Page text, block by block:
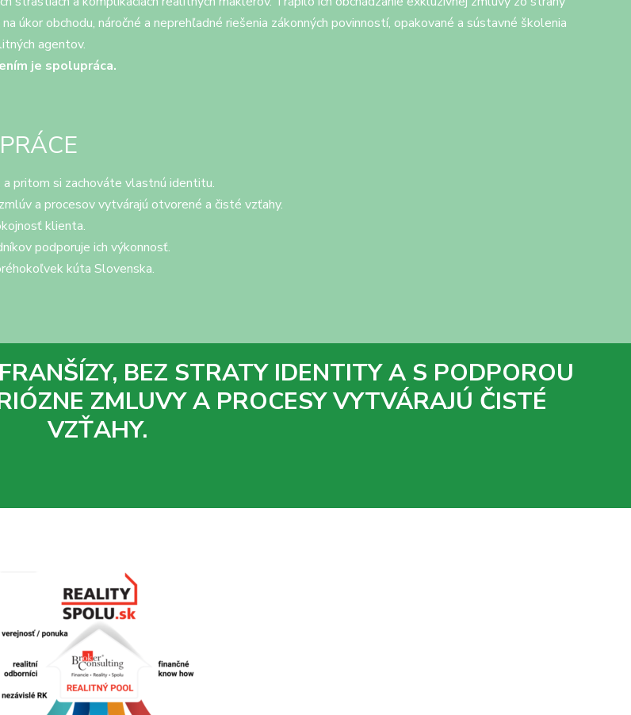
úkor obchodu, náročné a neprehľadné riešenia zákonných povinností, opakované a sústavné školenia
agentov.
je spolupráca.
pritom si zachováte vlastnú identitu.
a procesov vytvárajú otvorené a čisté vzťahy.
klienta.
podporuje ich výkonnosť.
kúta Slovenska.
BEZ STRATY IDENTITY A S PODPOROU
ZMLUVY A PROCESY VYTVÁRAJÚ ČISTÉ
VZŤAHY.